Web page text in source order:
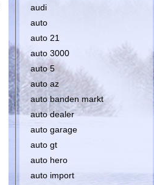
audi
auto
auto 21
auto 3000
auto 5
auto az
auto banden markt
auto dealer
auto garage
auto gt
auto hero
auto import